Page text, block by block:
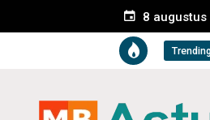
8 augustus